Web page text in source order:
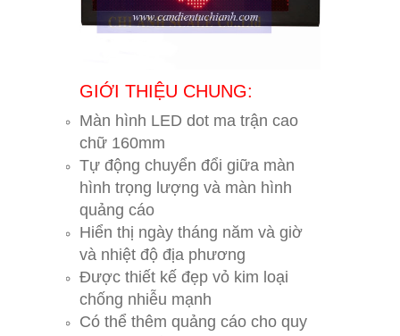
GIỚI THIỆU CHUNG:
Màn hình LED dot ma trận cao
chữ 160mm
Tự động chuyển đổi giữa màn
hình trọng lượng và màn hình
quảng cáo
Hiển thị ngày tháng năm và giờ
và nhiệt độ địa phương
Được thiết kế đẹp vỏ kim loại
chống nhiễu mạnh
Có thể thêm quảng cáo cho quy